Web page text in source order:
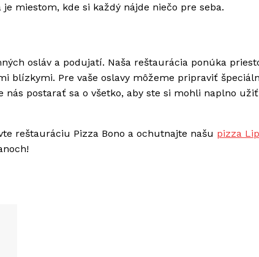
miestom, kde si každý nájde niečo pre seba.
osláv a podujatí. Naša reštaurácia ponúka
blízkymi. Pre vaše oslavy môžeme pripraviť
nás postarať sa o všetko, aby ste si mohli naplno užiť
reštauráciu Pizza Bono a ochutnajte našu pizza